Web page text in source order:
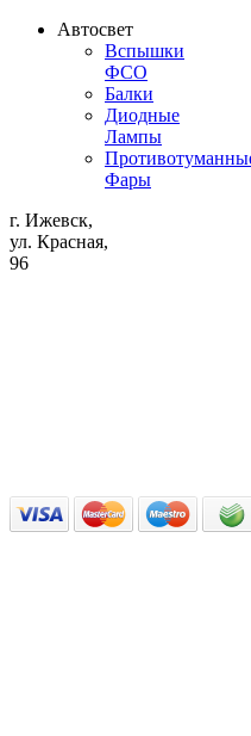
Автосвет
Вспышки
ФСО
Балки
Диодные
Лампы
Фары
г. Ижевск,
ул. Красная,
96